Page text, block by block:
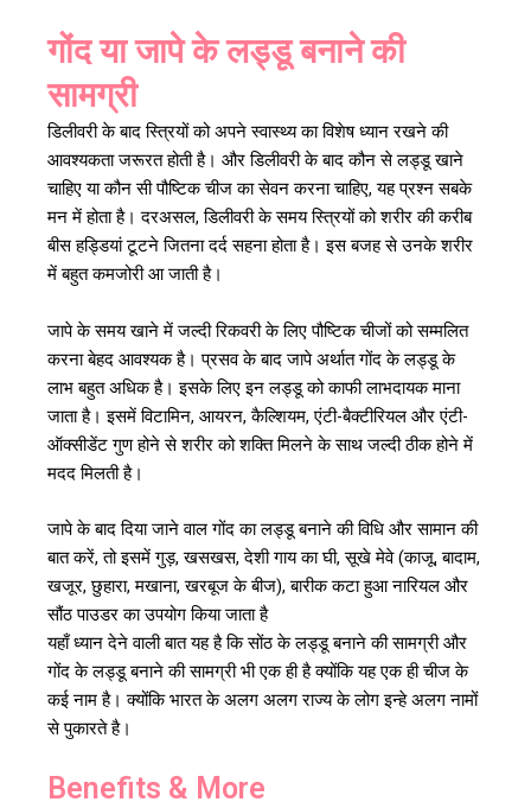
गोंद या जापे के लड्डू बनाने की
सामग्री
डिलीवरी के बाद स्त्रियों को अपने स्वास्थ्य का विशेष ध्यान रखने की
आवश्यकता जरूरत होती है। और डिलीवरी के बाद कौन से लड्डू खाने
चाहिए या कौन सी पौष्टिक चीज का सेवन करना चाहिए, यह प्रश्न सबके
मन में होता है। दरअसल, डिलीवरी के समय स्त्रियों को शरीर की करीब
बीस हड्डियां टूटने जितना दर्द सहना होता है। इस बजह से उनके शरीर
में बहुत कमजोरी आ जाती है।
जापे के समय खाने में जल्दी रिकवरी के लिए पौष्टिक चीजों को सम्मलित
करना बेहद आवश्यक है। प्रसव के बाद जापे अर्थात गोंद के लड्डू के
लाभ बहुत अधिक है। इसके लिए इन लड्डू को काफी लाभदायक माना
जाता है। इसमें विटामिन, आयरन, कैल्शियम, एंटी-बैक्टीरियल और एंटी-
ऑक्सीडेंट गुण होने से शरीर को शक्ति मिलने के साथ जल्दी ठीक होने में
मदद मिलती है।
जापे के बाद दिया जाने वाल गोंद का लड्डू बनाने की विधि और सामान की
बात करें, तो इसमें गुड़, खसखस, देशी गाय का घी, सूखे मेवे (काजू, बादाम,
खजूर, छुहारा, मखाना, खरबूज के बीज), बारीक कटा हुआ नारियल और
सौंठ पाउडर का उपयोग किया जाता है
यहाँ ध्यान देने वाली बात यह है कि सोंठ के लड्डू बनाने की सामग्री और
गोंद के लड्डू बनाने की सामग्री भी एक ही है क्योंकि यह एक ही चीज के
कई नाम है। क्योंकि भारत के अलग अलग राज्य के लोग इन्हे अलग नामों
से पुकारते है।
Benefits & More